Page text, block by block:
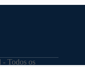
Todos os